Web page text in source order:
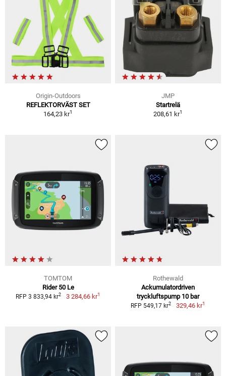
Origin-Outdoors
REFLEKTORVÄST SET
164,23 kr1
JMP
Startrelä
208,61 kr1
TOMTOM
Rider 50 Le
RFP 3 833,94 kr2 3 284,66 kr1
Rothewald
Ackumulatordriven
tryckluftspump 10 bar
RFP 549,17 kr2 329,46 kr1